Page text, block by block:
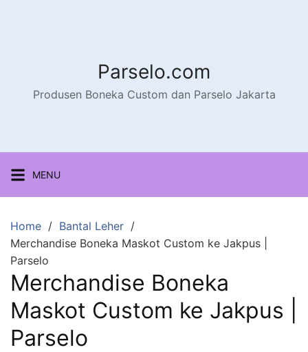
Parselo.com
Produsen Boneka Custom dan Parselo Jakarta
MENU
Home
Bantal Leher
Merchandise Boneka Maskot Custom ke Jakpus |
Parselo
Merchandise Boneka
Maskot Custom ke Jakpus |
Parselo